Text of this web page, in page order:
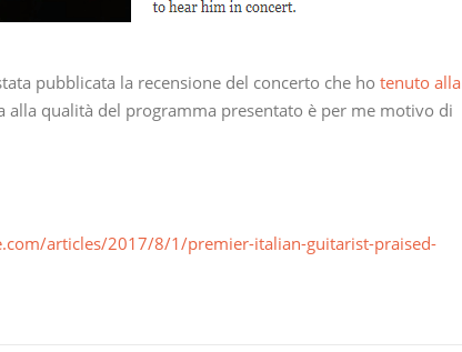
pubblicata la recensione del concerto che ho tenuto alla
alla qualità del programma presentato è per me motivo di
articles/2017/8/1/premier-italian-guitarist-praised-